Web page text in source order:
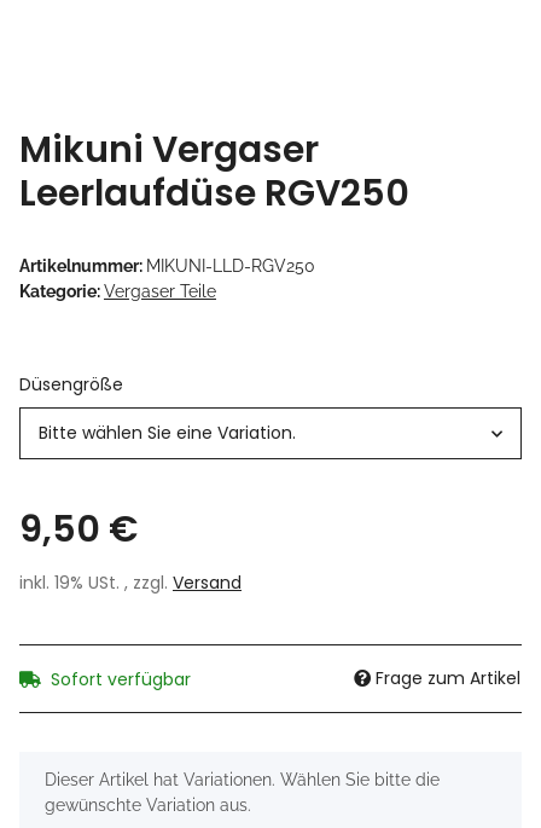
Mikuni Vergaser
Leerlaufdüse RGV250
Artikelnummer: MIKUNI-LLD-RGV250
Kategorie:Vergaser Teile
Düsengröße
Bitte wählen Sie eine Variation.
9,50 €
inkl. 19% USt. , zzgl. Versand
Sofort verfügbar Frage zum Artikel
xDieser Artikel hat Variationen. Wählen Sie bitte die
gewünschte Variation aus.